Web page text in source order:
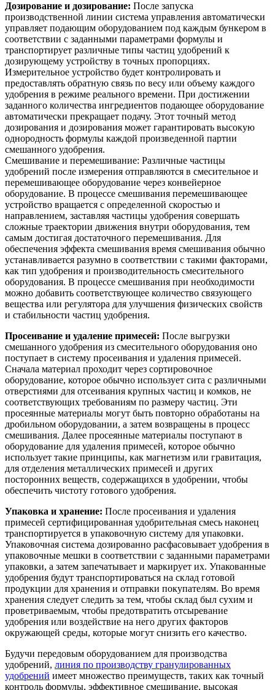
Дозирование и дозирование: После запуска
производственной линии система управления автоматически
управляет подающим оборудованием под каждым бункером в
соответствии с заданными параметрами формулы и
транспортирует различные типы частиц удобрений к
дозирующему устройству в точных пропорциях.
Измерительное устройство будет контролировать и
предоставлять обратную связь по весу или объему каждого
удобрения в режиме реального времени. При достижении
заданного количества ингредиентов подающее оборудование
автоматически прекращает подачу. Этот точный метод
дозирования и дозирования может гарантировать высокую
однородность формулы каждой произведенной партии
смешанного удобрения.
Смешивание и перемешивание: Различные частицы
удобрений после измерения отправляются в смесительное и
перемешивающее оборудование через конвейерное
оборудование. В процессе смешивания перемешивающее
устройство вращается с определенной скоростью и
направлением, заставляя частицы удобрения совершать
сложные траектории движения внутри оборудования, тем
самым достигая достаточного перемешивания. Для
обеспечения эффекта смешивания время смешивания обычно
устанавливается разумно в соответствии с такими факторами,
как тип удобрения и производительность смесительного
оборудования. В процессе смешивания при необходимости
можно добавить соответствующее количество связующего
вещества или регулятора для улучшения физических свойств
и стабильности частиц удобрения.
Просеивание и удаление примесей: После выгрузки
смешанного удобрения из смесительного оборудования оно
поступает в систему просеивания и удаления примесей.
Сначала материал проходит через сортировочное
оборудование, которое обычно использует сита с различными
отверстиями для отсеивания крупных частиц и комков, не
соответствующих требованиям по размеру частиц. Эти
просеянные материалы могут быть повторно обработаны на
дробильном оборудовании, а затем возвращены в процесс
смешивания. Далее просеянные материалы поступают в
оборудование для удаления примесей, которое обычно
использует такие принципы, как магнетизм или гравитация,
для отделения металлических примесей и других
посторонних веществ, содержащихся в удобрении, чтобы
обеспечить чистоту готового удобрения.
Упаковка и хранение: После просеивания и удаления
примесей сертифицированная удобрительная смесь наконец
транспортируется в упаковочную систему для упаковки.
Упаковочная система дозированно расфасовывает удобрения в
упаковочные мешки в соответствии с заданными параметрами
упаковки, а затем запечатывает и маркирует их. Упакованные
удобрения будут транспортироваться на склад готовой
продукции для хранения и отправки покупателям. Во время
хранения следует следить за тем, чтобы склад был сухим и
проветриваемым, чтобы предотвратить отсыревание
удобрения или воздействие на него других факторов
окружающей среды, которые могут снизить его качество.
Будучи передовым оборудованием для производства
удобрений, линия по производству гранулированных
удобрений имеет множество преимуществ, таких как точный
контроль формулы, эффективное смешивание, высокая